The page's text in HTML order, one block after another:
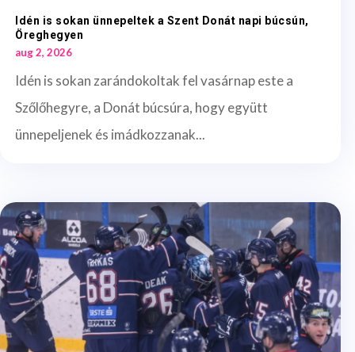
Idén is sokan ünnepeltek a Szent Donát napi búcsún,
Öreghegyen
aug 2, 2026
Idén is sokan zarándokoltak fel vasárnap este a
Szőlőhegyre, a Donát búcsúra, hogy együtt
ünnepeljenek és imádkozzanak...